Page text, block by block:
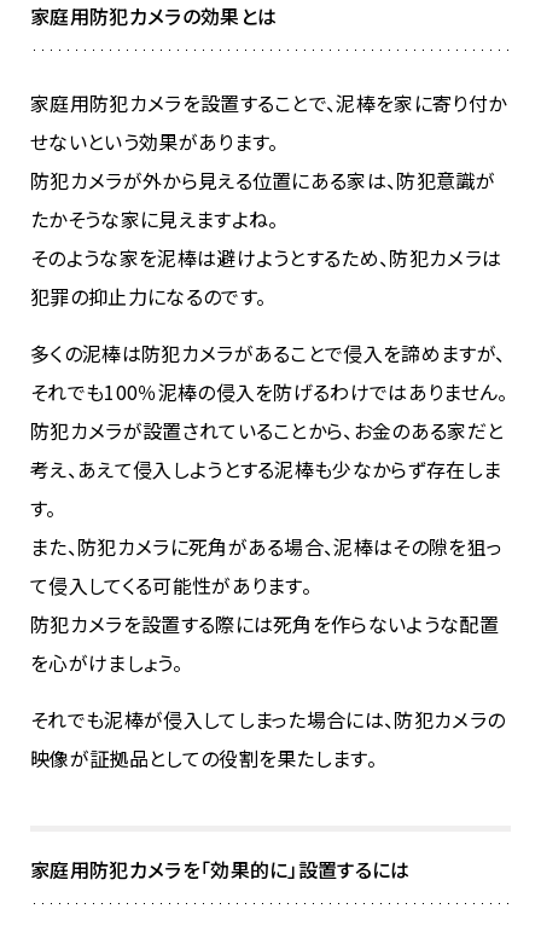
家庭用防犯カメラの効果とは
家庭用防犯カメラを設置することで、泥棒を家に寄り付か
せないという効果があります。
防犯カメラが外から見える位置にある家は、防犯意識が
たかそうな家に見えますよね。
そのような家を泥棒は避けようとするため、防犯カメラは
犯罪の抑止力になるのです。
多くの泥棒は防犯カメラがあることで侵入を諦めますが、
それでも100％泥棒の侵入を防げるわけではありません。
防犯カメラが設置されていることから、お金のある家だと
考え、あえて侵入しようとする泥棒も少なからず存在しま
す。
また、防犯カメラに死角がある場合、泥棒はその隙を狙っ
て侵入してくる可能性があります。
防犯カメラを設置する際には死角を作らないような配置
を心がけましょう。
それでも泥棒が侵入してしまった場合には、防犯カメラの
映像が証拠品としての役割を果たします。
家庭用防犯カメラを「効果的に」設置するには